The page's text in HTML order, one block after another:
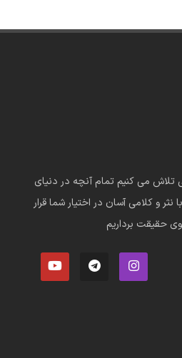
می کنیم تمام آنچه در دنیای
و کلامی آسان در اختیار شما قرار
حقیقت برداریم